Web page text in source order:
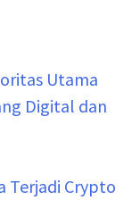
Utama
Digital dan
Terjadi Crypto